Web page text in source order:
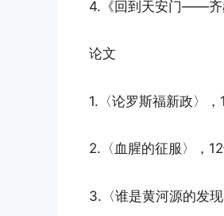
4.《回到天安门——齐
论文
1.〈论罗斯福新政〉
2.〈血腥的征服〉，
3.〈谁是黄河源的发